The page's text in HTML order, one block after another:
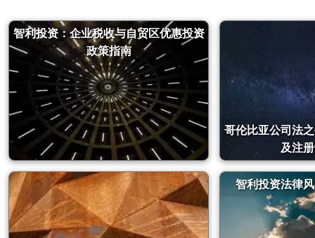
智利投资：企业税收与自贸区优惠投资
政策指南
哥伦比亚公司法
及注
智利投资法律